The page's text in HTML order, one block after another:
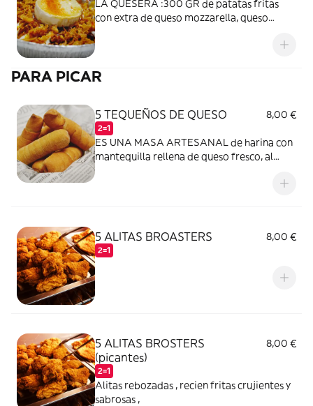
LA QUESERA :300 GR de patatas fritas
con extra de queso mozzarella, queso
PARA PICAR
5 TEQUEÑOS DE QUESO
2=1
8,00 €
ES UNA MASA ARTESANAL de harina con
mantequilla rellena de queso fresco, al
5 ALITAS BROASTERS
2=1
8,00 €
5 ALITAS BROSTERS
(picantes)
2=1
8,00 €
Alitas rebozadas , recien fritas crujientes y
sabrosas ,